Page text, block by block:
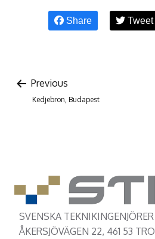
Share Tweet
Previous
Kedjebron, Budapest
SVENSKA
ÅKERSJÖVÄGEN 22, 461 53